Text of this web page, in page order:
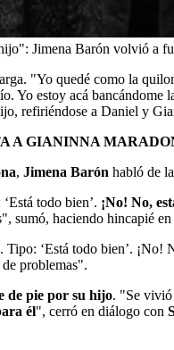
Jimena Barón volvió a
"Yo quedé como la
Yo estoy acá
refiriéndose a Daniel y
A GIANINNA
, Jimena Barón habló de
todo bien’. ¡No! No,
sumó, haciendo hincapié
‘Está todo bien’.
problemas".
de pie por su hijo. "Se vivió
él", cerró en diálogo con